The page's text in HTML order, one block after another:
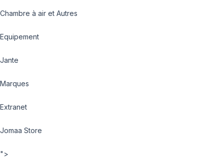
Chambre à air et Autres
Equipement
Jante
Marques
Extranet
Jomaa Store
">